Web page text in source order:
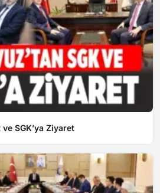
SGK’ya Ziyaret